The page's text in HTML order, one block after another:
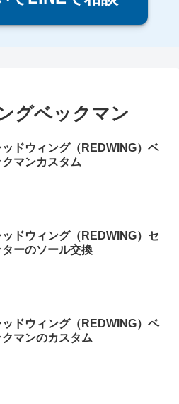
グベックマン
ッドウィング（REDWING）ベ
クマンカスタム
ッドウィング（REDWING）セ
ターのソール交換
ッドウィング（REDWING）ベ
クマンのカスタム